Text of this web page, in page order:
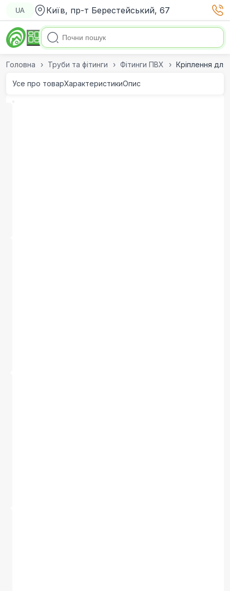
UA Київ, пр-т Берестейський, 67
Головна Труби та фітинги Фітинги ПВХ Кріплення
Усе про товарХарактеристикиОпис